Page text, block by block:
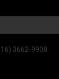
3662-9908